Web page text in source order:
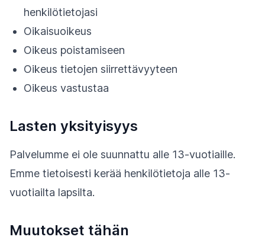
henkilötietojasi
Oikaisuoikeus
Oikeus poistamiseen
Oikeus tietojen siirrettävyyteen
Oikeus vastustaa
Lasten yksityisyys
Palvelumme ei ole suunnattu alle 13-vuotiaille.
Emme tietoisesti kerää henkilötietoja alle 13-
vuotiailta lapsilta.
Muutokset tähän